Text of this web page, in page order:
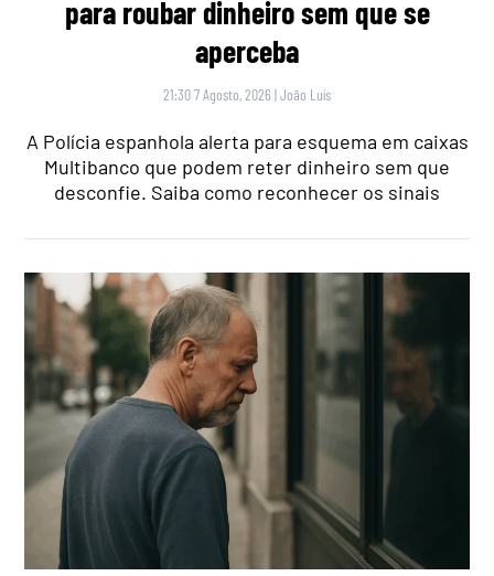
para roubar dinheiro sem que se
aperceba
21:30 7 Agosto, 2026 |João Luís
A Polícia espanhola alerta para esquema em caixas
Multibanco que podem reter dinheiro sem que
desconfie. Saiba como reconhecer os sinais